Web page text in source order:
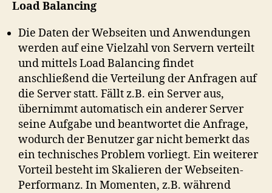
Load Balancing
Die Daten der Webseiten und Anwendungen
werden auf eine Vielzahl von Servern verteilt
und mittels Load Balancing findet
anschließend die Verteilung der Anfragen auf
die Server statt. Fällt z.B. ein Server aus,
übernimmt automatisch ein anderer Server
seine Aufgabe und beantwortet die Anfrage,
wodurch der Benutzer gar nicht bemerkt das
ein technisches Problem vorliegt. Ein weiterer
Vorteil besteht im Skalieren der Webseiten-
Performanz. In Momenten, z.B. während